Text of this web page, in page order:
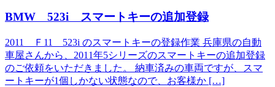
BMW 523i スマートキーの追加登録
2011 Ｆ11 523i のスマートキーの登録作業 兵庫県の自動
車屋さんから、2011年5シリーズのスマートキーの追加登録
のご依頼をいただきました。 納車済みの車両ですが、スマ
ートキーが1個しかない状態なので、お客様か […]